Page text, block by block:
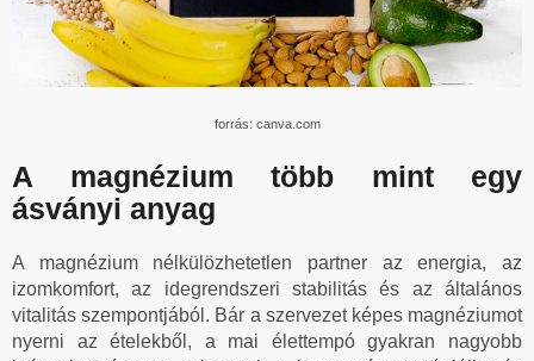
forrás: canva.com
A magnézium több mint egy
ásványi anyag
A magnézium nélkülözhetetlen partner az energia, az
izomkomfort, az idegrendszeri stabilitás és az általános
vitalitás szempontjából. Bár a szervezet képes magnéziumot
nyerni az ételekből, a mai élettempó gyakran nagyobb